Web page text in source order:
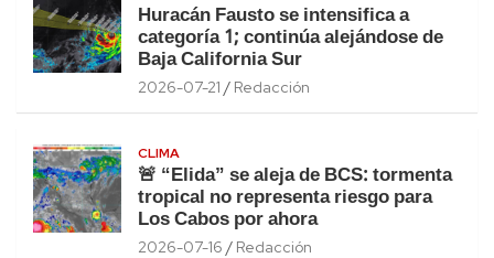
Huracán Fausto se intensifica a
categoría 1; continúa alejándose de
Baja California Sur
2026-07-21 Redacción
CLIMA
🚨 “Elida” se aleja de BCS: tormenta
tropical no representa riesgo para
Los Cabos por ahora
2026-07-16 Redacción